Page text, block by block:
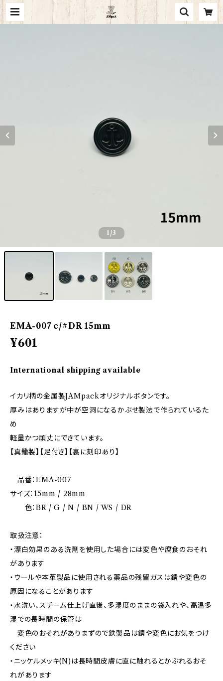
1/3
EMA-007 c/#DR 15mm
¥601
International shipping available
イカリ柄の金属製JAMpackオリジナルボタンです。
厚みはありますが中が空洞になるかぶせ製法で作られているた
め
軽量かつ頑丈にできています。
【真鍮製】【足付き】【裏に刻印あり】
品番：EMA-007
サイズ：15mm / 28mm
色：BR / G / N / BN / WS / DR
取扱注意：
・漂白効果のある洗剤を使用した場合には変色や腐食のおそれ
があります
・ウールや本革製品に使用される薬品の残留ガスは錆や変色の
原因になることがあります
・水洗い、スチーム仕上げ直後、多湿度のままの袋入れや、高温多
湿での長時間の保管は
変色のおそれがありまずので鉄製品は錆や変色にお気をつけ
ください
・ニッケルメッキ(N)は長時間皮膚に直に触れるとかぶれるおそ
れがあります